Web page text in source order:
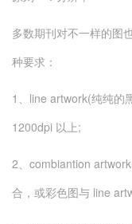
多数期刊对不一样的图
种要求：
1、line artwork(纯纯的
1200dpi 以上;
2、combiantion
合，或彩色图与 line